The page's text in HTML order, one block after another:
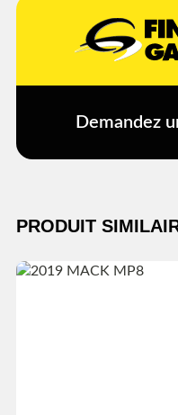
Demandez
PRODUIT